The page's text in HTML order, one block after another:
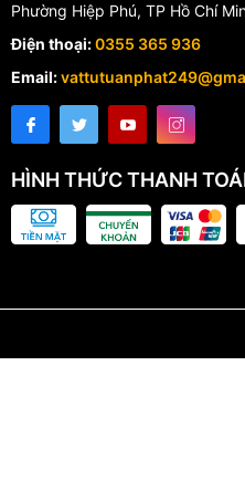
Phường Hiệp Phú, TP Hồ Chí
Điện thoại:0355 365 936
Email:
HÌNH THỨC THANH